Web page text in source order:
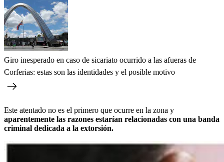
Giro inesperado en caso de sicariato ocurrido a las afueras de
Corferias: estas son las identidades y el posible motivo
Este atentado no es el primero que ocurre en la zona y
aparentemente las razones estarían relacionadas con una banda
criminal dedicada a la extorsión.